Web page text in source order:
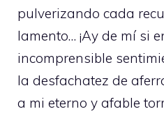
pulverizando cada
lamento… ¡Ay de mí si
incomprensible
la desfachatez de
a mi eterno y afable